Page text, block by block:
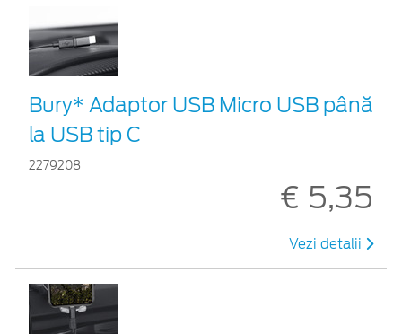
Bury* Adaptor USB Micro USB până
la USB tip C
2279208
€ 5,35
Vezi detalii